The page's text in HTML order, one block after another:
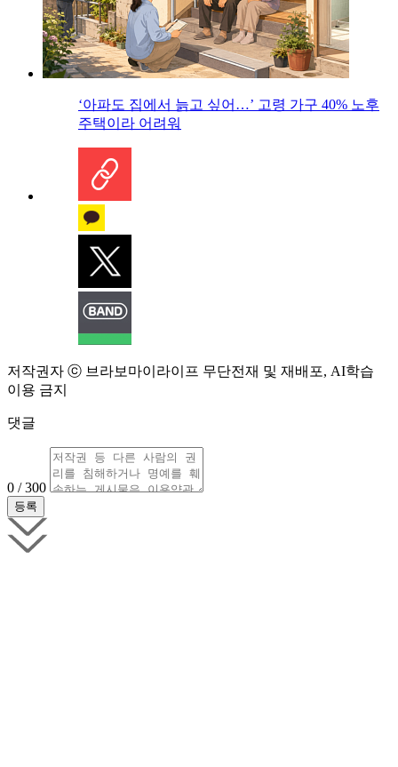
‘아파도 집에서 늙고 싶어…’ 고령 가구 40% 노후
주택이라 어려워
저작권자 ⓒ 브라보마이라이프 무단전재 및 재배포, AI학습
이용 금지
댓글
0 / 300